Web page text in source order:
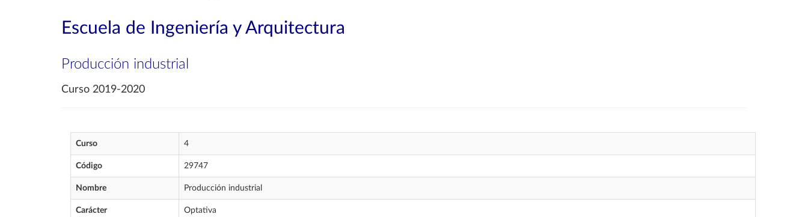
Escuela de Ingeniería y Arquitectura
Producción industrial
Curso 2019-2020
Curso 4
Código 29747
Nombre Producción industrial
Carácter Optativa